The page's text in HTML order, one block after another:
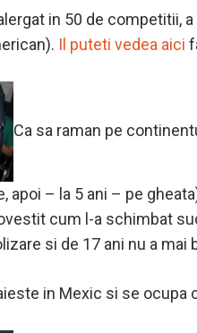
in 50 de competitii,
Il puteti vedea aici
Ca sa raman pe
apoi – la 5 ani – pe
cum l-a schimbat
si de 17 ani nu a
in Mexic si se ocupa